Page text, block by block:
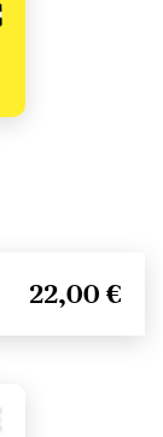
22,00 €